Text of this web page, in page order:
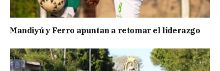
Mandiyú y Ferro apuntan a retomar el liderazgo